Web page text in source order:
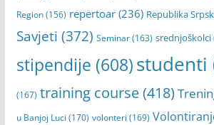
Region(156) repertoar(236) Republika
Savjeti (372) Seminar(163) srednjoškolci
stipendije (608)studenti
(167) training course(418)
u Banjoj Luci (170) volonteri (169)